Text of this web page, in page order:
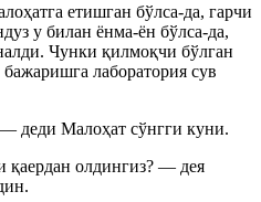
етишган бўлса-да, гарчи
у билан ёнма-ён бўлса-да,
Чунки қилмоқчи бўлган
лаборатория сув
деди Малоҳат сўнгги куни.
олдингиз? — дея